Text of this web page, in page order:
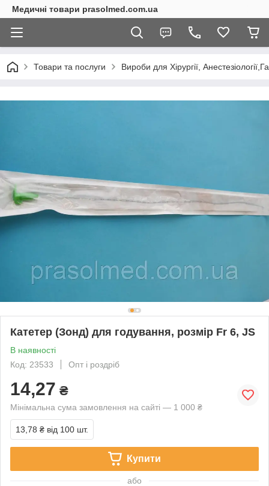
Медичні товари prasolmed.com.ua
Товари та послуги Вироби для Хірургії,
Катетер (Зонд) для годування, розмір Fr 6, JS
В наявності
Код: 23533
Опт і роздріб
14,27 ₴
Мінімальна сума замовлення на сайті — 1 000 ₴
13,78 ₴ від 100 шт.
Купити
або